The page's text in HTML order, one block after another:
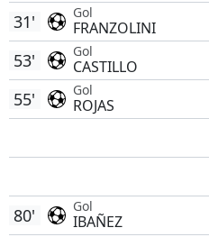
Gol
FRANZOLINI
31'
Gol
CASTILLO
53'
Gol
ROJAS
55'
Gol
IBAÑEZ
80'